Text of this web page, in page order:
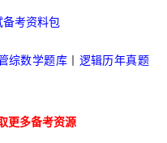
备考资料包
综数学题库
逻辑历年真题
更多备考资源